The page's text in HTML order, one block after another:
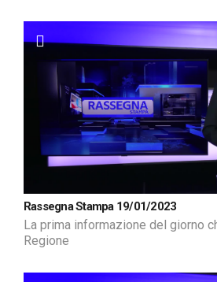
Rassegna Stampa 19/01/2023
La prima informazione del giorno
Regione